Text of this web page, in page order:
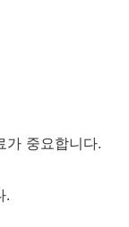
가 중요합니다.
.